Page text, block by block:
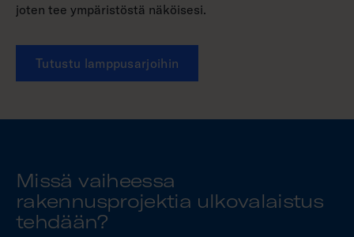
joten tee ympäristöstä näköisesi.
Tutustu lamppusarjoihin
Missä vaiheessa
rakennusprojektia ulkovalaistus
tehdään?